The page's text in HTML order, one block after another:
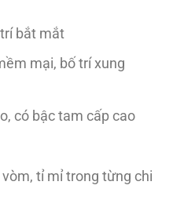
bắt mắt
mại, bố trí xung
có bậc tam cấp cao
tỉ mỉ trong từng chi